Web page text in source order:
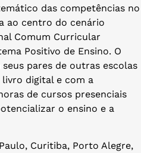
das competências no
ao centro do cenário
Comum Curricular
Positivo de Ensino. O
pares de outras escolas
digital e com a
de cursos presenciais
o ensino e a
Curitiba, Porto Alegre,